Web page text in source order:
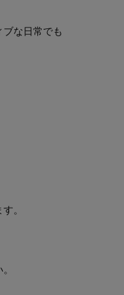
な日常でも
。